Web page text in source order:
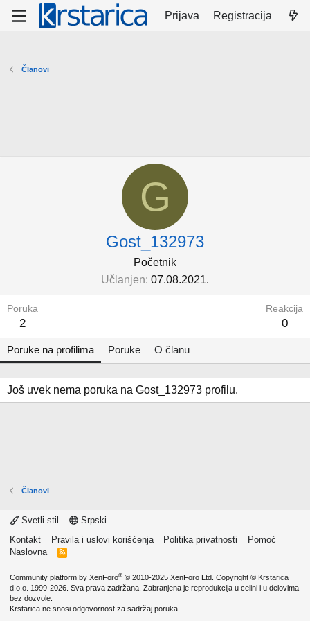
Prijava Registracija
Članovi
G
Gost_132973
Početnik
Učlanjen 07.08.2021.
Poruka
2
Reakcija
0
Poruke na profilima Poruke O članu
Još uvek nema poruka na Gost_132973 profilu.
Članovi
Svetli stil
Srpski
Kontakt
Pravila i uslovi korišćenja Politika privatnosti
Pomoć
Naslovna
R
Community platform by XenForo® © 2010-2025 XenForo Ltd. Copyright © Krstarica
d.o.o. 1999-2026. Sva prava zadržana. Zabranjena je reprodukcija u celini i u delovima
bez dozvole.
Krstarica ne snosi odgovornost za sadržaj poruka.